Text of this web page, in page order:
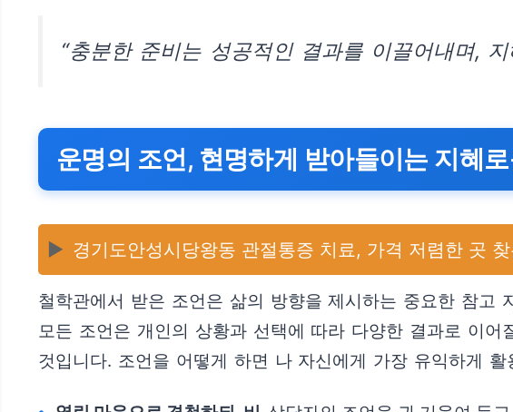
“충분한 준비는 성공적인 결과를 이끌어내며,
운명의 조언, 현명하게 받아들이는 지혜
▶️ 경기도안성시당왕동 관절통증 치료, 가격 저렴한 곳
철학관에서 받은 조언은 삶의 방향을 제시하는 중요한 참고
모든 조언은 개인의 상황과 선택에 따라 다양한 결과로 이
것입니다. 조언을 어떻게 하면 나 자신에게 가장 유익하게 활